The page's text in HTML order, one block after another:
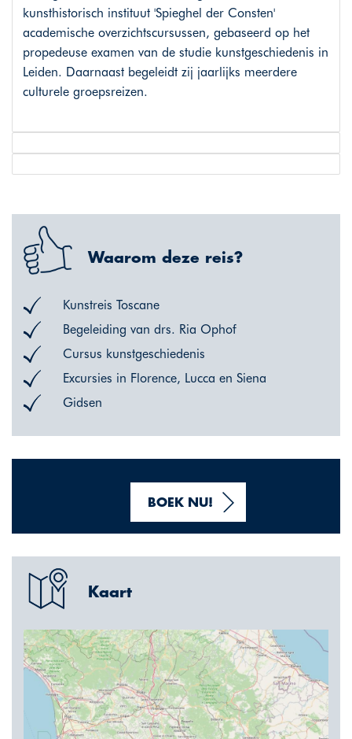
kunsthistorisch instituut 'Spieghel der Consten'
academische overzichtscursussen, gebaseerd op het
propedeuse examen van de studie kunstgeschiedenis in
Leiden. Daarnaast begeleidt zij jaarlijks meerdere
culturele groepsreizen.
Waarom deze reis?
Kunstreis Toscane
Begeleiding van drs. Ria Ophof
Cursus kunstgeschiedenis
Excursies in Florence, Lucca en Siena
Gidsen
BOEK NU!
Kaart